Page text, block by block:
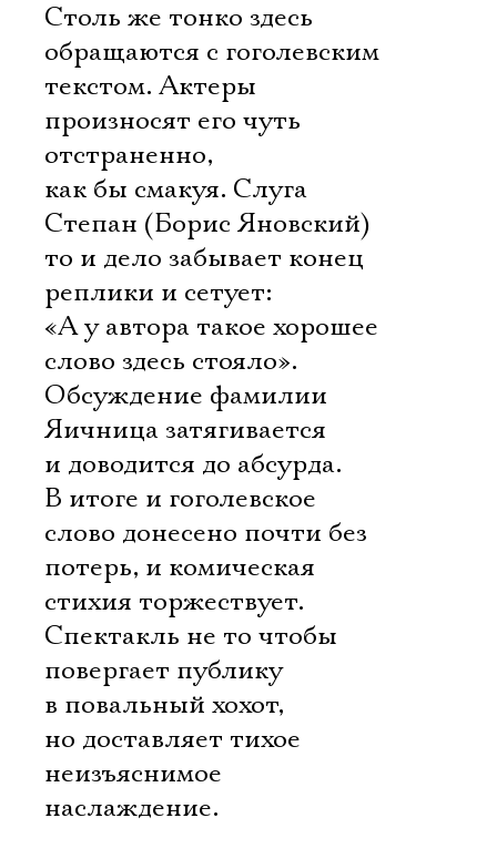
Столь же тонко здесь
обращаются с гоголевским
текстом. Актеры
произносят его чуть
отстраненно,
как бы смакуя. Слуга
Степан (Борис Яновский)
то и дело забывает конец
реплики и сетует:
«А у автора такое хорошее
слово здесь стояло».
Обсуждение фамилии
Яичница затягивается
и доводится до абсурда.
В итоге и гоголевское
слово донесено почти без
потерь, и комическая
стихия торжествует.
Спектакль не то чтобы
повергает публику
в повальный хохот,
но доставляет тихое
неизъяснимое
наслаждение.